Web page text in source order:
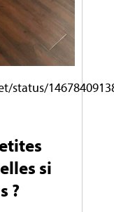
status/
si
?